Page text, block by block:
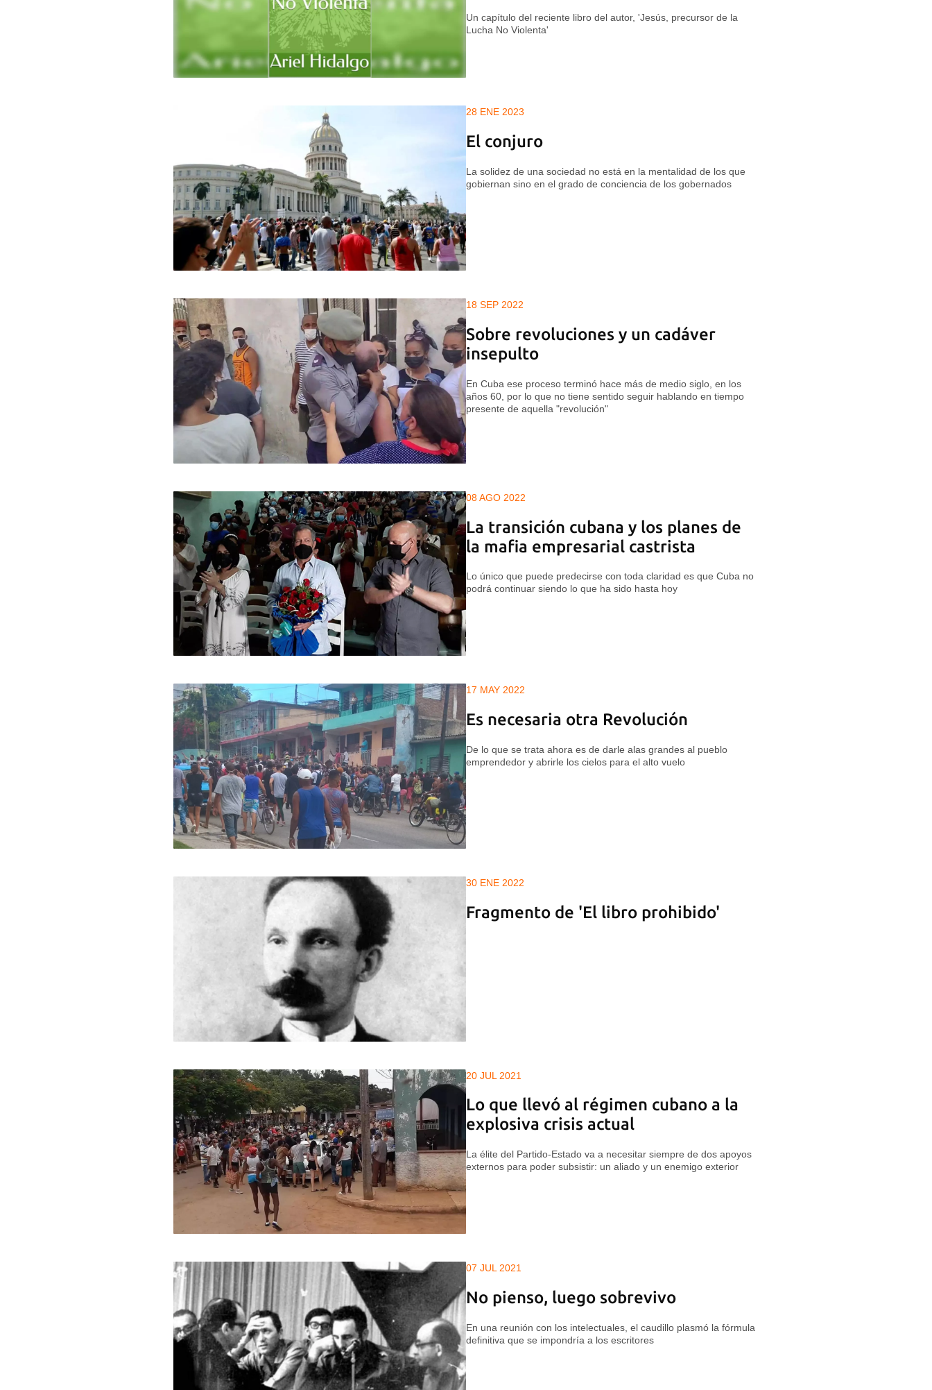
Un capítulo del reciente libro del autor, 'Jesús, precursor de la
Lucha No Violenta'
28 ENE 2023
El conjuro
La solidez de una sociedad no está en la mentalidad de los que
gobiernan sino en el grado de conciencia de los gobernados
18 SEP 2022
Sobre revoluciones y un cadáver
insepulto
En Cuba ese proceso terminó hace más de medio siglo, en los
años 60, por lo que no tiene sentido seguir hablando en tiempo
presente de aquella "revolución"
08 AGO 2022
La transición cubana y los planes de
la mafia empresarial castrista
Lo único que puede predecirse con toda claridad es que Cuba no
podrá continuar siendo lo que ha sido hasta hoy
17 MAY 2022
Es necesaria otra Revolución
De lo que se trata ahora es de darle alas grandes al pueblo
emprendedor y abrirle los cielos para el alto vuelo
30 ENE 2022
Fragmento de 'El libro prohibido'
20 JUL 2021
Lo que llevó al régimen cubano a la
explosiva crisis actual
La élite del Partido-Estado va a necesitar siempre de dos apoyos
externos para poder subsistir: un aliado y un enemigo exterior
07 JUL 2021
No pienso, luego sobrevivo
En una reunión con los intelectuales, el caudillo plasmó la fórmula
definitiva que se impondría a los escritores